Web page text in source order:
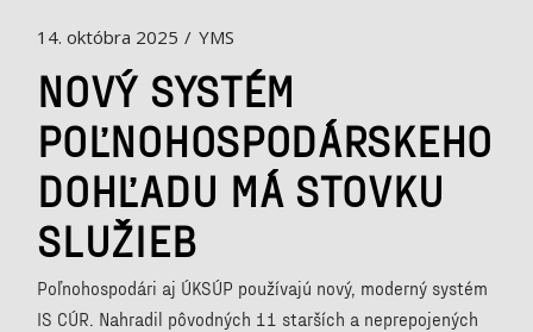
14. októbra 2025 YMS
NOVÝ SYSTÉM
POĽNOHOSPODÁRSKEHO
DOHĽADU MÁ STOVKU
SLUŽIEB
Poľnohospodári aj ÚKSÚP používajú nový, moderný systém
IS CÚR. Nahradil pôvodných 11 starších a neprepojených